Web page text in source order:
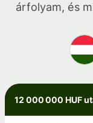
árfolyam, és
12 000 000 HUF